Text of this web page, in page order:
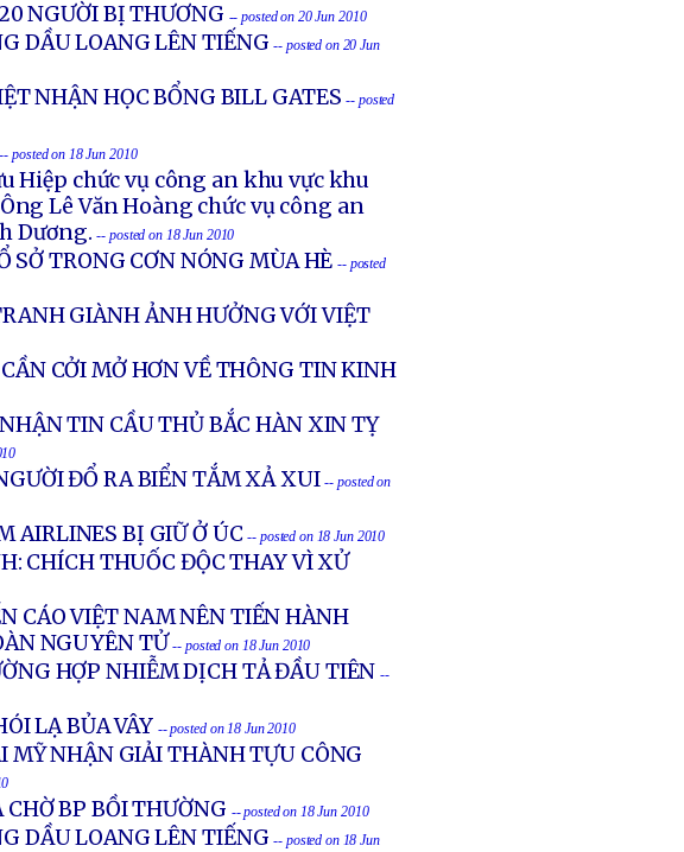
NGƯỜI BỊ THƯƠNG -- posted on 20 Jun 2010
DẦU LOANG LÊN TIẾNG -- posted on 20 Jun
NHẬN HỌC BỔNG BILL GATES -- posted
-- posted on 18 Jun 2010
Hiệp chức vụ công an khu vực khu
Lê Văn Hoàng chức vụ công an
Dương. -- posted on 18 Jun 2010
SỞ TRONG CƠN NÓNG MÙA HÈ -- posted
GIÀNH ẢNH HƯỞNG VỚI VIỆT
CỞI MỞ HƠN VỀ THÔNG TIN KINH
TIN CẦU THỦ BẮC HÀN XIN TỴ
ĐỔ RA BIỂN TẮM XẢ XUI -- posted on
AIRLINES BỊ GIỮ Ở ÚC -- posted on 18 Jun 2010
CHÍCH THUỐC ĐỘC THAY VÌ XỬ
CÁO VIỆT NAM NÊN TIẾN HÀNH
NGUYÊN TỬ -- posted on 18 Jun 2010
HỢP NHIỄM DỊCH TẢ ĐẦU TIÊN --
LẠ BỦA VÂY -- posted on 18 Jun 2010
MỸ NHẬN GIẢI THÀNH TỰU CÔNG
BP BỒI THƯỜNG -- posted on 18 Jun 2010
DẦU LOANG LÊN TIẾNG -- posted on 18 Jun